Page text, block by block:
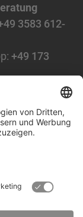
3583 612-
+49 173